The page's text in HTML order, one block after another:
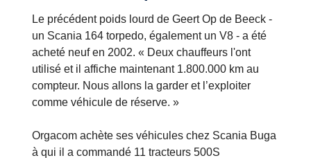
Le précédent poids lourd de Geert Op de Beeck -
un Scania 164 torpedo, également un V8 - a été
acheté neuf en 2002. « Deux chauffeurs l'ont
utilisé et il affiche maintenant 1.800.000 km au
compteur. Nous allons la garder et l’exploiter
comme véhicule de réserve. »
Orgacom achète ses véhicules chez Scania Buga
à qui il a commandé 11 tracteurs 500S